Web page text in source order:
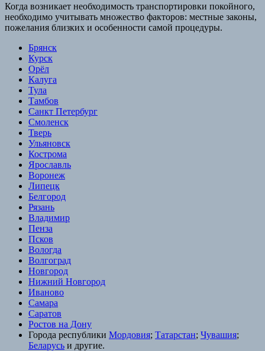
Когда возникает необходимость транспортировки покойного,
необходимо учитывать множество факторов: местные законы,
пожелания близких и особенности самой процедуры.
Брянск
Курск
Орёл
Калуга
Тула
Тамбов
Санкт Петербург
Смоленск
Тверь
Ульяновск
Кострома
Ярославль
Воронеж
Липецк
Белгород
Рязань
Владимир
Пенза
Псков
Вологда
Волгоград
Новгород
Нижний Новгород
Иваново
Самара
Саратов
Ростов на Дону
Города республики Мордовия; Татарстан; Чувашия;
Беларусь и другие.